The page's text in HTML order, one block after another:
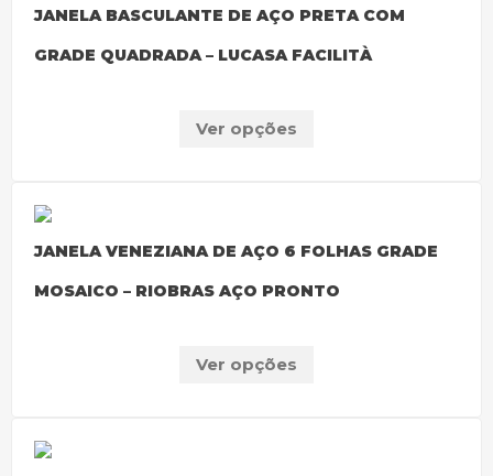
JANELA BASCULANTE DE AÇO PRETA COM
GRADE QUADRADA – LUCASA FACILITÀ
Ver opções
JANELA VENEZIANA DE AÇO 6 FOLHAS GRADE
MOSAICO – RIOBRAS AÇO PRONTO
Ver opções